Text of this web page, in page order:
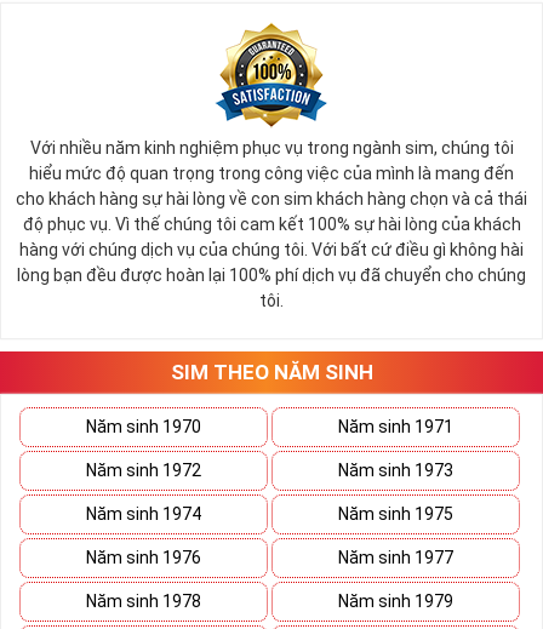
Với nhiều năm kinh nghiệm phục vụ trong ngành sim, chúng tôi
hiểu mức độ quan trọng trong công việc của mình là mang đến
cho khách hàng sự hài lòng về con sim khách hàng chọn và cả thái
độ phục vụ. Vì thế chúng tôi cam kết 100% sự hài lòng của khách
hàng với chúng dịch vụ của chúng tôi. Với bất cứ điều gì không hài
lòng bạn đều được hoàn lại 100% phí dịch vụ đã chuyển cho chúng
tôi.
SIM THEO NĂM SINH
Năm sinh 1970 Năm sinh 1971
Năm sinh 1972 Năm sinh 1973
Năm sinh 1974 Năm sinh 1975
Năm sinh 1976 Năm sinh 1977
Năm sinh 1978 Năm sinh 1979